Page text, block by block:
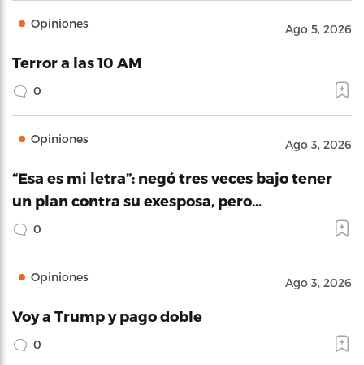
Opiniones Ago 5, 2026
Terror a las 10 AM
0
Opiniones Ago 3, 2026
“Esa es mi letra”: negó tres veces bajo tener
un plan contra su exesposa, pero…
0
Opiniones Ago 3, 2026
Voy a Trump y pago doble
0